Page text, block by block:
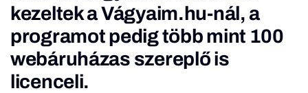
kezeltek a Vágyaim.hu-nál, a
programot pedig több mint 100
webáruházas szereplő is
licenceli.